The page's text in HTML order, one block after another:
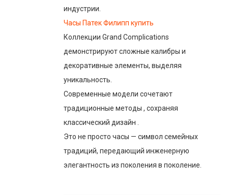
индустрии.
Часы Патек Филипп купить
Коллекции Grand Complications
демонстрируют сложные калибры и
декоративные элементы, выделяя
уникальность.
Современные модели сочетают
традиционные методы , сохраняя
классический дизайн .
Это не просто часы — символ семейных
традиций, передающий инженерную
элегантность из поколения в поколение.